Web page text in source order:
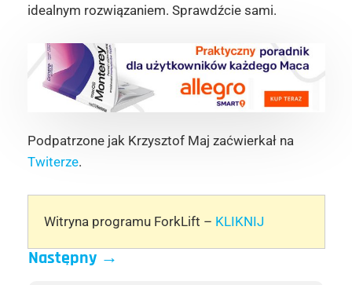
idealnym rozwiązaniem. Sprawdźcie sami.
Podpatrzone jak Krzysztof Maj zaćwierkał na
Twiterze.
Witryna programu ForkLift – KLIKNIJ
Następny→